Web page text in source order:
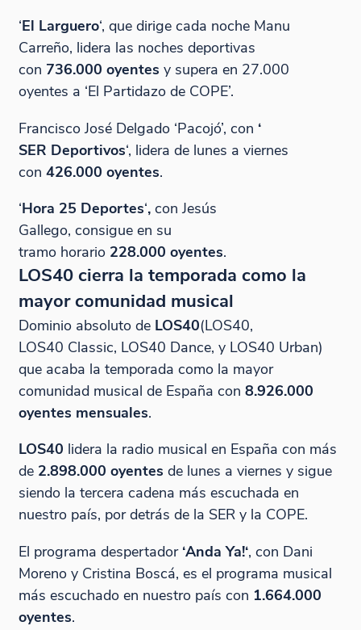
‘El Larguero‘, que dirige cada noche Manu
Carreño, lidera las noches deportivas
con 736.000 oyentes y supera en 27.000
oyentes a ‘El Partidazo de COPE’.
Francisco José Delgado ‘Pacojó’, con ‘
SER Deportivos‘, lidera de lunes a viernes
con 426.000 oyentes.
‘Hora 25 Deportes‘,con Jesús
Gallego, consigue en su
tramo horario 228.000 oyentes.
LOS40 cierra la temporada como la
mayor comunidad musical
Dominio absoluto de LOS40(LOS40,
LOS40 Classic, LOS40 Dance, y LOS40 Urban)
que acaba la temporada como la mayor
comunidad musical de España con 8.926.000
oyentes mensuales.
LOS40 lidera la radio musical en España con más
de 2.898.000 oyentes de lunes a viernes y sigue
siendo la tercera cadena más escuchada en
nuestro país, por detrás de la SER y la COPE.
El programa despertador ‘Anda Ya!‘, con Dani
Moreno y Cristina Boscá, es el programa musical
más escuchado en nuestro país con 1.664.000
oyentes.